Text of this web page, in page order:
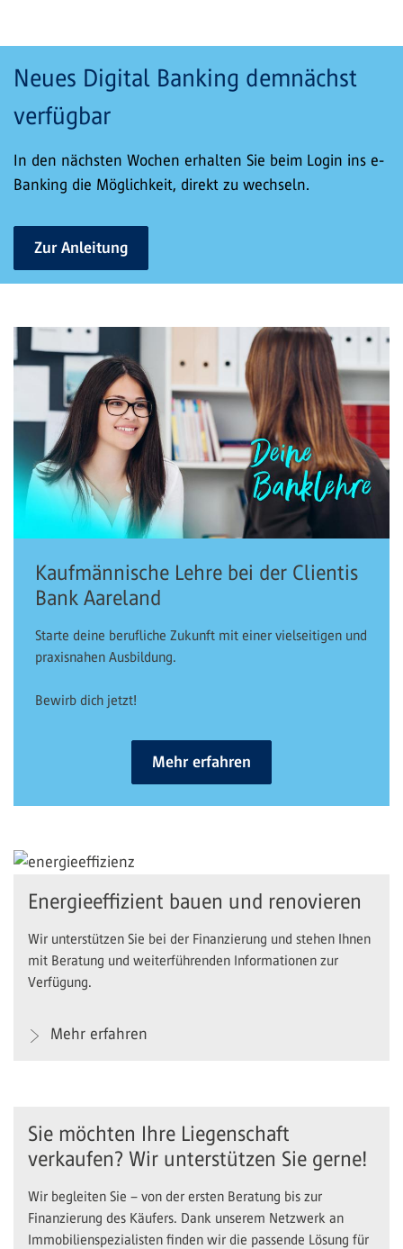
Neues Digital Banking demnächst
verfügbar
In den nächsten Wochen erhalten Sie beim Login ins e-
Banking die Möglichkeit, direkt zu wechseln.
Zur Anleitung
Kaufmännische Lehre bei der Clientis
Bank Aareland
Starte deine berufliche Zukunft mit einer vielseitigen und
praxisnahen Ausbildung.
Bewirb dich jetzt!
Mehr erfahren
Energieeffizient bauen und renovieren
Wir unterstützen Sie bei der Finanzierung und stehen Ihnen
mit Beratung und weiterführenden Informationen zur
Verfügung.
Mehr erfahren
Sie möchten Ihre Liegenschaft
verkaufen? Wir unterstützen Sie gerne!
Wir begleiten Sie – von der ersten Beratung bis zur
Finanzierung des Käufers. Dank unserem Netzwerk an
Immobilienspezialisten finden wir die passende Lösung für